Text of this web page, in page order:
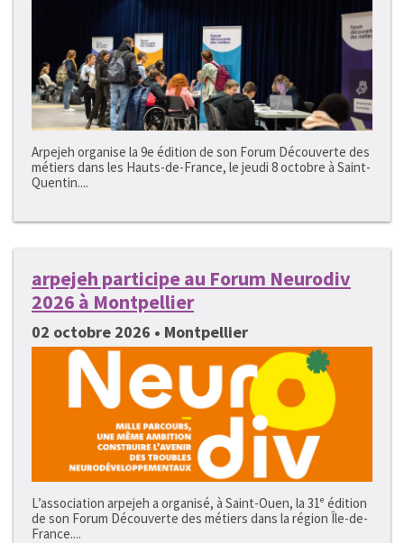
Arpejeh organise la 9e édition de son Forum Découverte des
métiers dans les Hauts-de-France, le jeudi 8 octobre à Saint-
Quentin....
arpejeh participe au Forum Neurodiv
2026 à Montpellier
02 octobre 2026 • Montpellier
L’association arpejeh a organisé, à Saint-Ouen, la 31ᵉ édition
de son Forum Découverte des métiers dans la région Île-de-
France....